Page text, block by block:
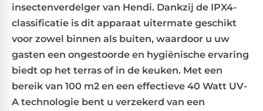
insectenverdelger van Hendi. Dankzij de IPX4-
classificatie is dit apparaat uitermate geschikt
voor zowel binnen als buiten, waardoor u uw
gasten een ongestoorde en hygiënische ervaring
biedt op het terras of in de keuken. Met een
bereik van 100 m2 en een effectieve 40 Watt UV-
A technologie bent u verzekerd van een